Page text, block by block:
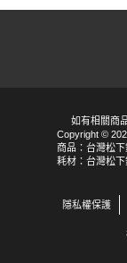
如有相關商
Copyright ©
商品：台灣松
耗材：台灣松
隱私權保護